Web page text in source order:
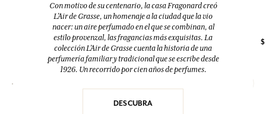
200ml
$ 95.00
Con motivo de su centenario, la casa Fragonard creó
L’Air de Grasse, un homenaje a la ciudad que la vio
nacer: un aire perfumado en el que se combinan, al
estilo provenzal, las fragancias más exquisitas. La
colección L’Air de Grasse cuenta la historia de una
perfumería familiar y tradicional que se escribe desde
1926. Un recorrido por cien años de perfumes.
DESCUBRA